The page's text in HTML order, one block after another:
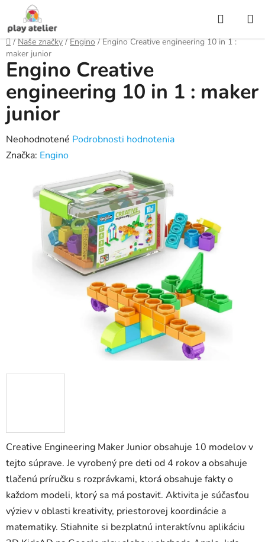
obsah
Hľadať
Domov
/ Naše značky / Engino / Engino Creative engineering 10 in 1 :
maker junior
Creative Engineering Maker Junior obsahuje 10 modelov v
tejto súprave. Je vyrobený pre deti od 4 rokov a obsahuje
tlačenú príručku s rozprávkami, ktorá obsahuje fakty o
každom modeli, ktorý sa má postaviť. Aktivita je súčasťou
výziev v oblasti kreativity, priestorovej koordinácie a
matematiky. Stiahnite si bezplatnú interaktívnu aplikáciu
Engino Creative
engineering 10 in 1 : maker
junior
Priemerné
hodnotenie
hviezdičiek.
Neohodnotené Podrobnosti hodnotenia
Značka: Engino